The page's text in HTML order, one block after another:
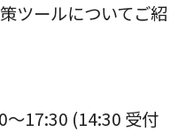
ツールについてご紹
17:30 (14:30 受付